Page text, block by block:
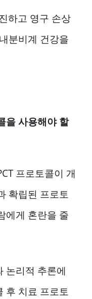
하고 영구 손상
분비계 건강을
을 사용해야 할
프로토콜이 개
확립된 프로토
에게 혼란을 줄
논리적 추론에
후 치료 프로토